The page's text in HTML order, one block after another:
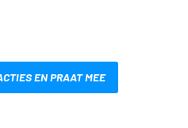
EN PRAAT MEE